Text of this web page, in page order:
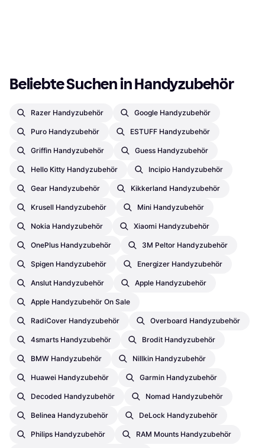
Beliebte Suchen in Handyzubehör
Razer Handyzubehör Google Handyzubehör
Puro Handyzubehör ESTUFF Handyzubehör
Griffin Handyzubehör Guess Handyzubehör
Hello Kitty Handyzubehör Incipio Handyzubehör
Gear Handyzubehör Kikkerland Handyzubehör
Krusell Handyzubehör Mini Handyzubehör
Nokia Handyzubehör Xiaomi Handyzubehör
OnePlus Handyzubehör 3M Peltor Handyzubehör
Spigen Handyzubehör Energizer Handyzubehör
Anslut Handyzubehör Apple Handyzubehör
Apple Handyzubehör On Sale
RadiCover Handyzubehör Overboard Handyzubehör
4smarts Handyzubehör Brodit Handyzubehör
BMW Handyzubehör Nillkin Handyzubehör
Huawei Handyzubehör Garmin Handyzubehör
Decoded Handyzubehör Nomad Handyzubehör
Belinea Handyzubehör DeLock Handyzubehör
Philips Handyzubehör RAM Mounts Handyzubehör